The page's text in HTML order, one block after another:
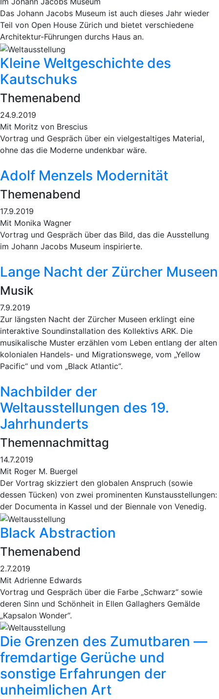
Das Johann Jacobs Museum ist auch dieses Jahr wieder
Teil von Open House Zürich und bietet verschiedene
Architektur-Führungen durchs Haus an.
Kleine Weltgeschichte des
Kautschuks
Themenabend
24.9.2019
Mit Moritz von Brescius
Vortrag und Gespräch über ein vielgestaltiges Material,
ohne das die Moderne undenkbar wäre.
Adolf Menzels Modernität
Themenabend
17.9.2019
Mit Monika Wagner
Vortrag und Gespräch über das Bild, das die Ausstellung
im Johann Jacobs Museum inspirierte.
Lange Nacht der Zürcher Museen
Musik
7.9.2019
Zur längsten Nacht der Zürcher Museen erklingt eine
interaktive Soundinstallation des Kollektivs ARK. Die
musikalische Muster erzählen vom Leben entlang der alten
kolonialen Handels- und Migrationswege, vom „Yellow
Pacific“ und vom „Black Atlantic“.
Nachbilder der
Weltausstellungen des 19.
Jahrhunderts
Themennachmittag
14.7.2019
Mit Roger M. Buergel
Der Vortrag skizziert den globalen Anspruch (sowie
dessen Tücken) von zwei prominenten Kunstausstellungen:
der Documenta in Kassel und der Biennale von Venedig.
Black Abstraction
Themenabend
2.7.2019
Mit Adrienne Edwards
Vortrag und Gespräch über die Farbe „Schwarz“ sowie
deren Sinn und Schönheit in Ellen Gallaghers Gemälde
„Kapsalon Wonder“.
Die Grenzen des Zumutbaren —
fremdartige Gerüche und
sonstige Erfahrungen der
unheimlichen Art